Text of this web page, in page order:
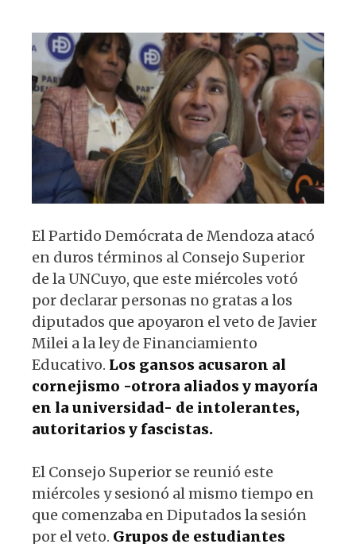
s
A
p
p
e
b
o
o
k
k
y
g
ra
m
El Partido Demócrata de Mendoza atacó
en duros términos al Consejo Superior
de la UNCuyo, que este miércoles votó
por declarar personas no gratas a los
diputados que apoyaron el veto de Javier
Milei a la ley de Financiamiento
Educativo. Los gansos acusaron al
cornejismo -otrora aliados y mayoría
en la universidad- de intolerantes,
autoritarios y fascistas.
El Consejo Superior se reunió este
miércoles y sesionó al mismo tiempo en
que comenzaba en Diputados la sesión
por el veto. Grupos de estudiantes